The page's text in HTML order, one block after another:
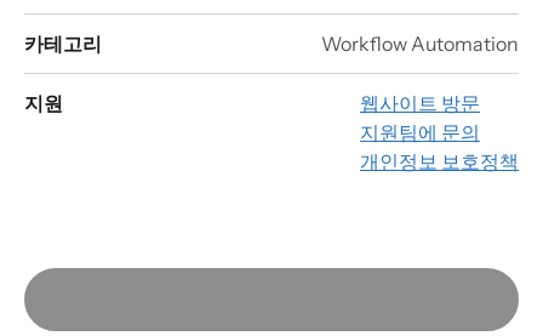
카테고리 Workflow Automation
지원
웹사이트 방문
지원팀에 문의
개인정보 보호정책